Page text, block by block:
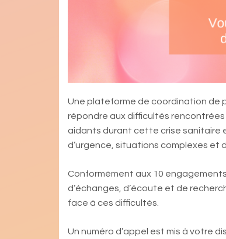
Une plateforme de coordination de
répondre aux difficultés
aidants durant cette crise sanitaire
d’urgence, situations complexes et
Conformément aux 10
d’échanges, d’écoute et de
face à ces difficultés.
Un numéro d’appel est mis à votre